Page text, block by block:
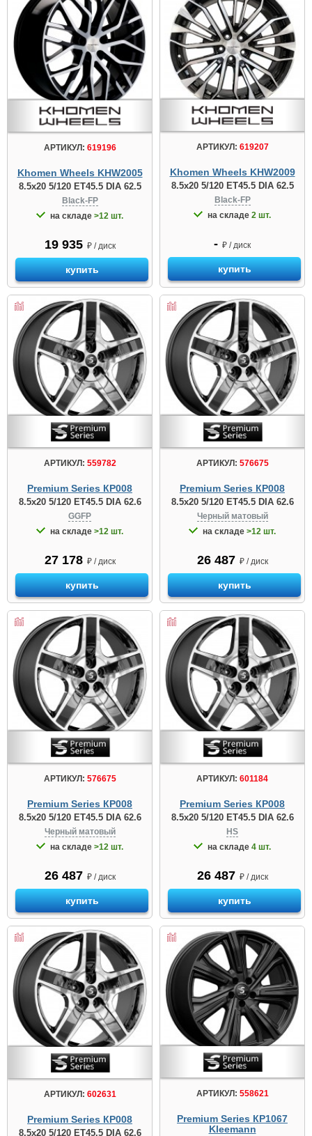
АРТИКУЛ: 619196
Khomen Wheels KHW2005
8.5x20 5/120 ET45.5 DIA 62.5
Black-FP
на складе >12 шт.
19 935 ₽ / диск
купить
АРТИКУЛ: 619207
Khomen Wheels KHW2009
8.5x20 5/120 ET45.5 DIA 62.5
Black-FP
на складе 2 шт.
- ₽ / диск
купить
АРТИКУЛ: 559782
Premium Series КР008
8.5x20 5/120 ET45.5 DIA 62.6
GGFP
на складе >12 шт.
27 178 ₽ / диск
купить
АРТИКУЛ: 576675
Premium Series КР008
8.5x20 5/120 ET45.5 DIA 62.6
Черный матовый
на складе >12 шт.
26 487 ₽ / диск
купить
АРТИКУЛ: 576675
Premium Series КР008
8.5x20 5/120 ET45.5 DIA 62.6
Черный матовый
на складе >12 шт.
26 487 ₽ / диск
купить
АРТИКУЛ: 601184
Premium Series КР008
8.5x20 5/120 ET45.5 DIA 62.6
HS
на складе 4 шт.
26 487 ₽ / диск
купить
АРТИКУЛ: 602631
Premium Series КР008
8.5x20 5/120 ET45.5 DIA 62.6
АРТИКУЛ: 558621
Premium Series КР1067
Kleemann